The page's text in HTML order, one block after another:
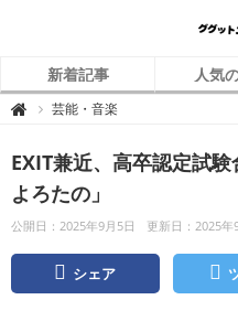
新着記事 人気
 グ
ニ
ュ
ー
ス
芸能・音楽
EXIT兼近、高卒認定試
よろたの」
公開日：2025年9月5日 更新日：2025年
シェア